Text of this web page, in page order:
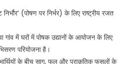
(पोषण पर निर्भर) के लिए राष्ट्रीय रजत
गांव में घरों में पोषक उद्यानों के आयोजन के लिए
परियोजना है।
के बीच साग, फल और प्राकृतिक फसलों के